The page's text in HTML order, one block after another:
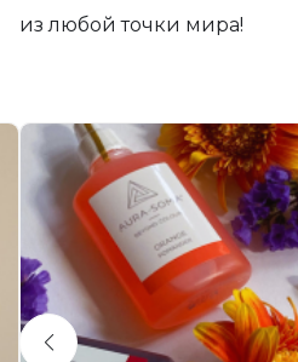
из любой точки мира!